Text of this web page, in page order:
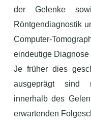
der Gelenke
Röntgendiagnostik
Computer-
eindeutige Diagnose
Je früher dies
ausgeprägt sind
innerhalb des
erwartenden